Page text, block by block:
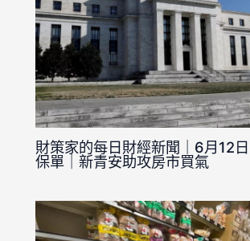
財策家的每日財經新聞｜6月12
保單｜新青安助攻房市買氣